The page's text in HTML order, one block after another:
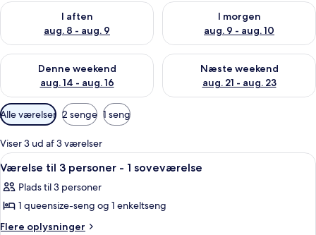
I aften
aug. 8 - aug. 9
Tjek tilgængelighed for i aften aug. 8 - aug. 9
I morgen
aug. 9 - aug. 10
Tjek tilgængelighed for i
Denne weekend
aug. 14 - aug. 16
Tjek tilgængelighed for denne weekend aug. 14 - aug. 16
Næste weekend
aug. 21 - aug. 23
Tjek tilgængelighed for næste
Tilgængelige
filtre
for
værelser
Alle værelser 2 senge 1 seng
Viser 3 ud af 3 værelser
Indlæs
alle
billeder
af
Værelse
Et hotelværelse med to senge, et
6
Værelse til 3 personer - 1 soveværelse
Plads til 3 personer
1 queensize-seng og 1 enkeltseng
Flere oplysninger
Flere